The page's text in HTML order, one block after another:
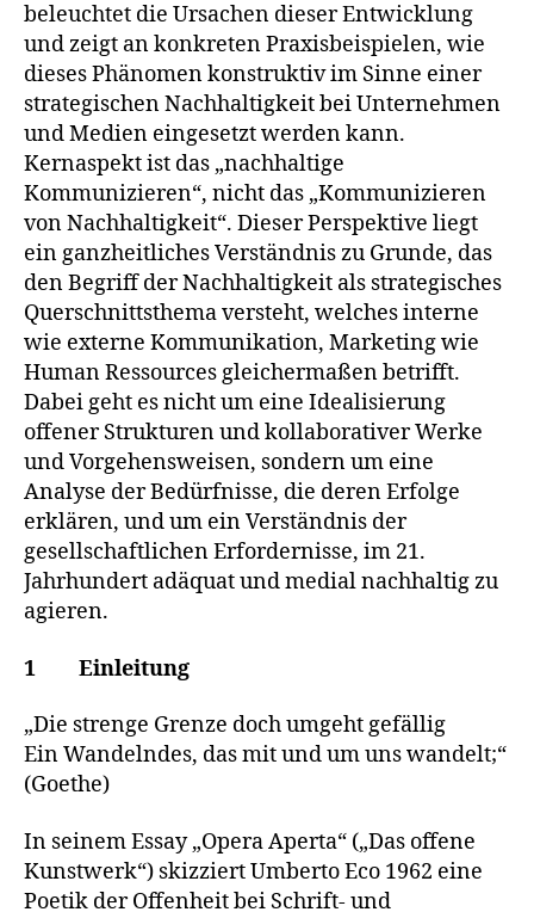
beleuchtet die Ursachen dieser Entwicklung
und zeigt an konkreten Praxisbeispielen, wie
dieses Phänomen konstruktiv im Sinne einer
strategischen Nachhaltigkeit bei Unternehmen
und Medien eingesetzt werden kann.
Kernaspekt ist das „nachhaltige
Kommunizieren“, nicht das „Kommunizieren
von Nachhaltigkeit“. Dieser Perspektive liegt
ein ganzheitliches Verständnis zu Grunde, das
den Begriff der Nachhaltigkeit als strategisches
Querschnittsthema versteht, welches interne
wie externe Kommunikation, Marketing wie
Human Ressources gleichermaßen betrifft.
Dabei geht es nicht um eine Idealisierung
offener Strukturen und kollaborativer Werke
und Vorgehensweisen, sondern um eine
Analyse der Bedürfnisse, die deren Erfolge
erklären, und um ein Verständnis der
gesellschaftlichen Erfordernisse, im 21.
Jahrhundert adäquat und medial nachhaltig zu
agieren.
1 Einleitung
„Die strenge Grenze doch umgeht gefällig
Ein Wandelndes, das mit und um uns wandelt;“
(Goethe)
In seinem Essay „Opera Aperta“ („Das offene
Kunstwerk“) skizziert Umberto Eco 1962 eine
Poetik der Offenheit bei Schrift- und